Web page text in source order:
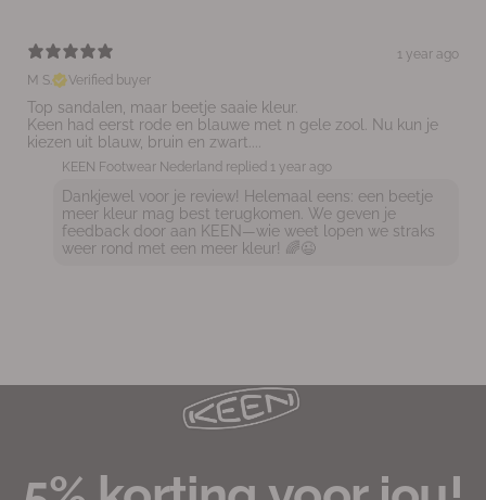
1 year ago
M S.
Verified buyer
Top sandalen, maar beetje saaie kleur.
Keen had eerst rode en blauwe met n gele zool. Nu kun je
kiezen uit blauw, bruin en zwart....
KEEN Footwear Nederland replied 1 year ago
Dankjewel voor je review! Helemaal eens: een beetje
meer kleur mag best terugkomen. We geven je
feedback door aan KEEN—wie weet lopen we straks
weer rond met een meer kleur! 🌈😉